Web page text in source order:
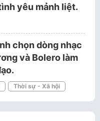
yêu mảnh liệt.
chọn dòng nhạc
và Bolero làm
Thời sự - Xã hội